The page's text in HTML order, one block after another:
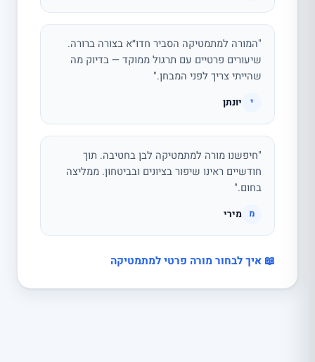
"המורה למתמטיקה הסביר חדו״א בצורה ברורה.
שיעורים פרטיים עם תרגול ממוקד — בדיוק מה
שהייתי צריך לפני המבחן."
י יונתן
"חיפשנו מורה למתמטיקה לבן בחטיבה. תוך
חודשיים ראינו שיפור בציונים ובביטחון. ממליצה
בחום."
מ מירי
📖 איך לבחור מורה פרטי למתמטיקה